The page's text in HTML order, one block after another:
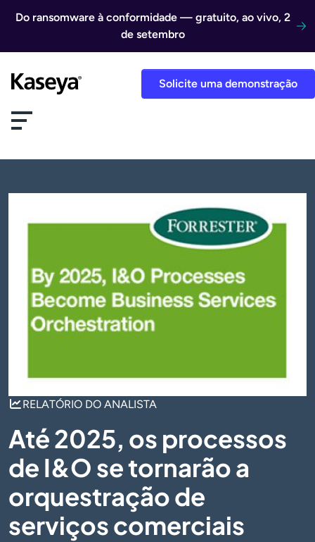
Do ransomware à conformidade — gratuito, ao vivo, 2
de setembro
Solicite uma demonstração
RELATÓRIO DO ANALISTA
Até 2025, os processos
de I&O se tornarão a
orquestração de
serviços comerciais